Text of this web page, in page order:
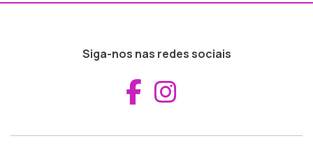
Siga-nos nas redes sociais
Aceder ao